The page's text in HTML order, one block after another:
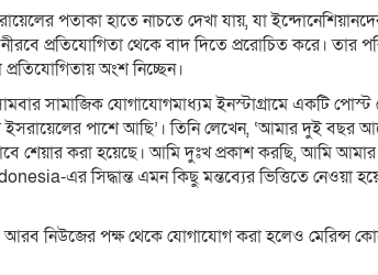
পতাকা হাতে নাচতে দেখা যায়, যা
প্রতিযোগিতা থেকে বাদ দিতে প্ররোচিত করে। তার
অংশ নিচ্ছেন।
সামাজিক যোগাযোগমাধ্যম ইনস্টাগ্রামে একটি
পাশে আছি’। তিনি লেখেন, ‘আমার দুই বছর
শেয়ার করা হয়েছে। আমি দুঃখ প্রকাশ করছি, আমি আমার
এর সিদ্ধান্ত এমন কিছু মন্তব্যের ভিত্তিতে নেওয়া
নিউজের পক্ষ থেকে যোগাযোগ করা হলেও মেরিন্স